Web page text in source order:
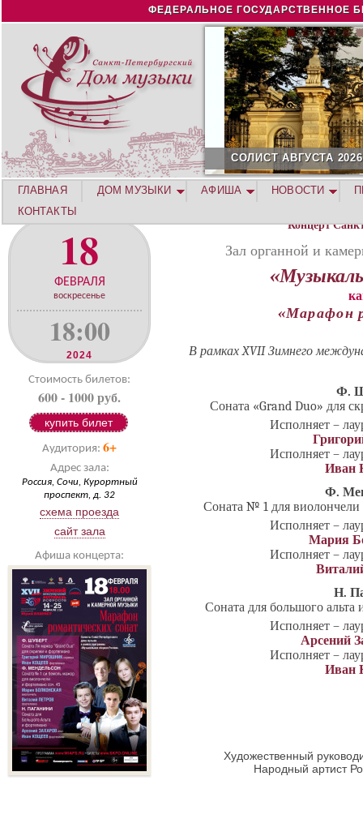
Jump to navigation
ФЕДЕРАЛЬНОЕ ГОСУДАРСТВЕННОЕ
СОЛИСТ АВГУСТА 2026
18
ФЕВРАЛЯ
воскресенье
18:00
2024
Стоимость билетов:
600 - 1000 руб.
купить билет
Аудитория: 6+
Адрес зала:
Россия, Сочи, Курортный
проспект, д. 32
схема проезда
сайт зала
Афиша концерта:
Концерт
Зал органной и
«Марафон
В рамках XVII Зимнего
Ф.
Соната «Grand Duo» для
Исполняет –
Исполняет –
Иван
Ф.
Соната № 1 для виолончели
Исполняет –
Мария
Исполняет –
Н.
Соната для большого
Исполняет –
Арсений
Исполняет –
Иван
Художественный
Народный артист
ГЛАВНАЯ ДОМ МУЗЫКИ АФИША НОВОСТИ
КОНТАКТЫ